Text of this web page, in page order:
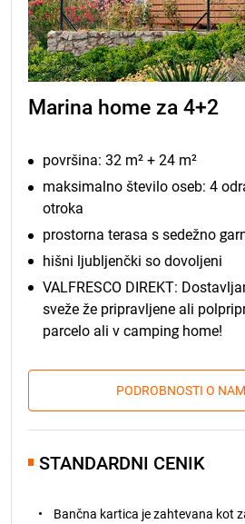
Marina home za 4+2
površina: 32 m² + 24 m²
maksimalno število oseb: 4
otroka
prostorna terasa s sedežno
hišni ljubljenčki so dovoljeni
VALFRESCO DIREKT:
sveže že pripravljene ali
parcelo ali v camping home!
PODROBNOSTI O
STANDARDNI CENIK
Bančna kartica je zahtevana kot